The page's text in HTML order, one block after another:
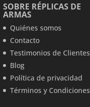
SOBRE RÉPLICAS DE
ARMAS
Quiénes somos
Contacto
Testimonios de Clientes
Blog
Política de privacidad
Términos y Condiciones